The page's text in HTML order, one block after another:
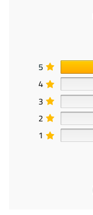
5
4
3
2
1